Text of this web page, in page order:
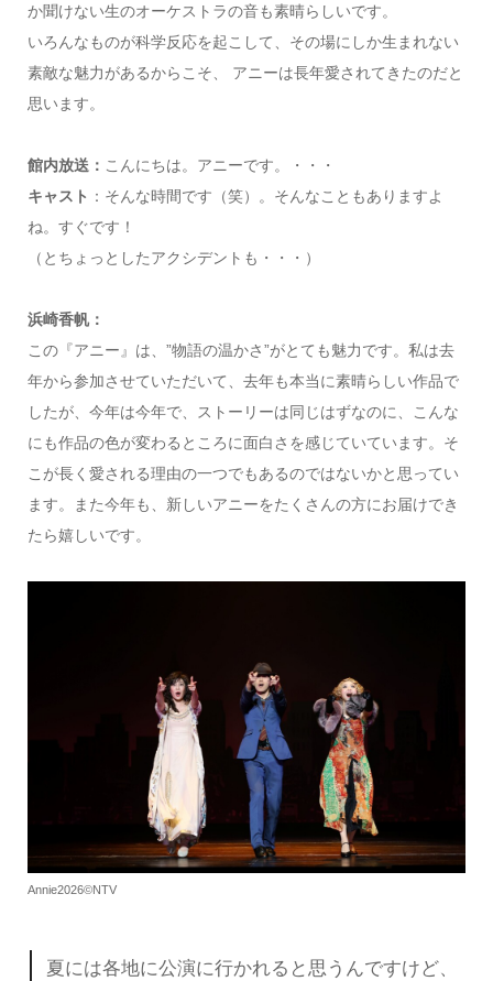
か聞けない生のオーケストラの音も素晴らしいです。
いろんなものが科学反応を起こして、その場にしか生まれない
素敵な魅力があるからこそ、 アニーは長年愛されてきたのだと
思います。
館内放送： こんにちは。アニーです。・・・
キャスト ：そんな時間です（笑）。そんなこともありますよ
ね。すぐです！
（とちょっとしたアクシデントも・・・）
浜崎香帆：
この『アニー』は、”物語の温かさ”がとても魅力です。私は去
年から参加させていただいて、去年も本当に素晴らしい作品で
したが、今年は今年で、ストーリーは同じはずなのに、こんな
にも作品の色が変わるところに面白さを感じていています。そ
こが長く愛される理由の一つでもあるのではないかと思ってい
ます。また今年も、新しいアニーをたくさんの方にお届けでき
たら嬉しいです。
Annie2026©NTV
夏には各地に公演に行かれると思うんですけど、